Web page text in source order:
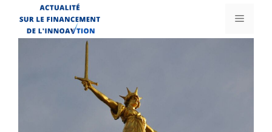
contenu
Menu